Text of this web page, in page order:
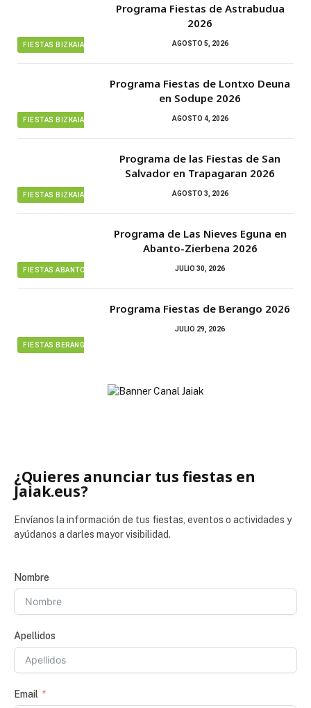
FIESTAS BIZKAIA
Programa Fiestas de Astrabudua
2026
AGOSTO 5, 2026
FIESTAS BIZKAIA
Programa Fiestas de Lontxo Deuna
en Sodupe 2026
AGOSTO 4, 2026
FIESTAS BIZKAIA
Programa de las Fiestas de San
Salvador en Trapagaran 2026
AGOSTO 3, 2026
FIESTAS ABANTO ZIERBENA
Programa de Las Nieves Eguna en
Abanto-Zierbena 2026
JULIO 30, 2026
FIESTAS BERANGO
Programa Fiestas de Berango 2026
JULIO 29, 2026
¿Quieres anunciar tus fiestas en
Jaiak.eus?
Envíanos la información de tus fiestas, eventos o actividades y
ayúdanos a darles mayor visibilidad.
Nombre
Apellidos
Email